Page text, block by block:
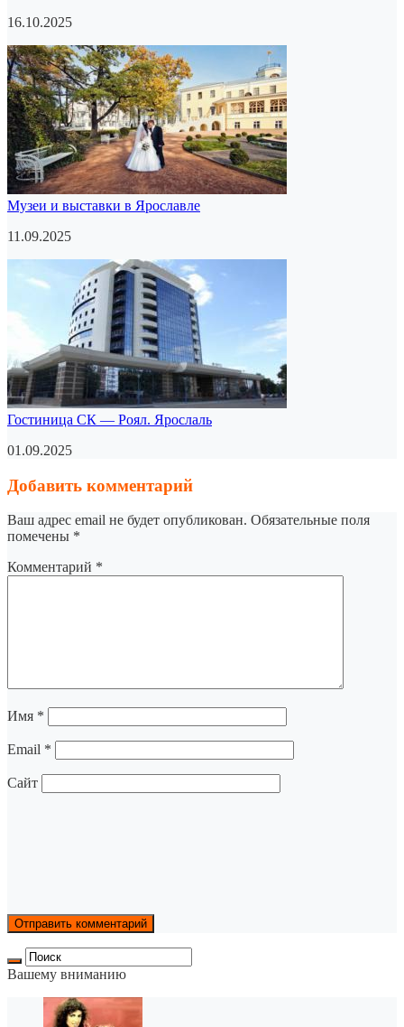
16.10.2025
Музеи и выставки в Ярославле
11.09.2025
Гостиница СК — Роял. Ярослаль
01.09.2025
Добавить комментарий
Ваш адрес email не будет опубликован. Обязательные поля
помечены *
Комментарий *
Имя *
Email *
Сайт
Вашему вниманию